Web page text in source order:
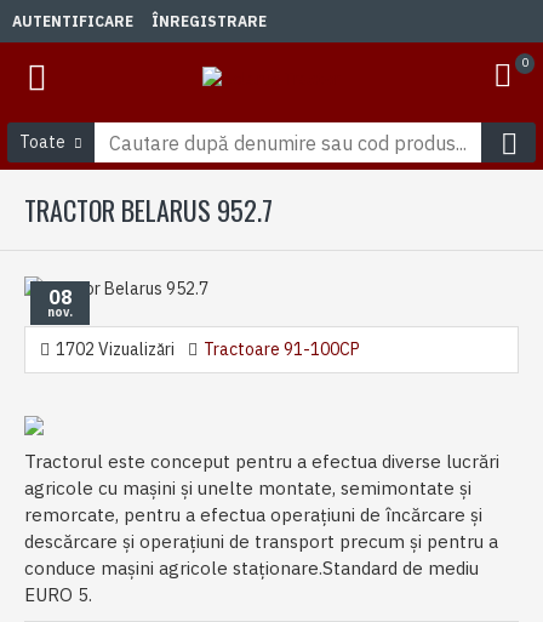
AUTENTIFICARE ÎNREGISTRARE
0
Toate
TRACTOR BELARUS 952.7
08
nov.
1702 Vizualizări Tractoare 91-100CP
Tractorul este conceput pentru a efectua diverse lucrări
agricole cu mașini și unelte montate, semimontate și
remorcate, pentru a efectua operațiuni de încărcare și
descărcare și operațiuni de transport precum și pentru a
conduce mașini agricole staționare.Standard de mediu
EURO 5.